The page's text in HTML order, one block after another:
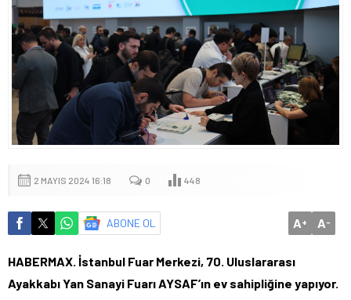
2 MAYIS 2024 16:18 0 448
ABONE OL A+ A-
HABERMAX. İstanbul Fuar Merkezi, 70. Uluslararası
Ayakkabı Yan Sanayi Fuarı AYSAF’ın ev sahipliğine yapıyor.